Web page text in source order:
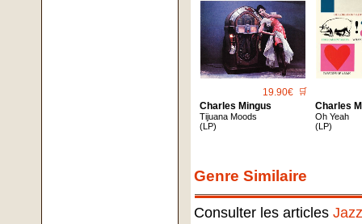
19.90€ 🛒
Charles Mingus
Tijuana Moods
(LP)
Charles
Oh Yeah
(LP)
Genre Similaire
Consulter les articles